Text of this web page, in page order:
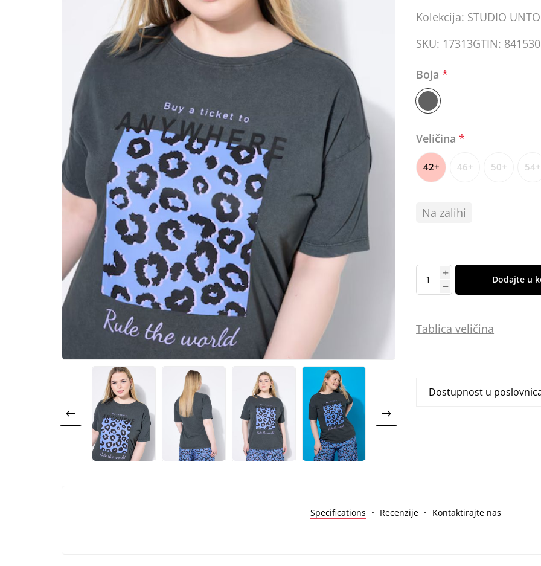
Kolekcija: STUDIO
SKU: 17313GTIN: 841530
Boja*
Veličina*
42+ 46+ 50+ 54+
Na zalihi
Dodajte u
Tablica veličina
Dostupnost u
Specifications Recenzije Kontaktirajte nas